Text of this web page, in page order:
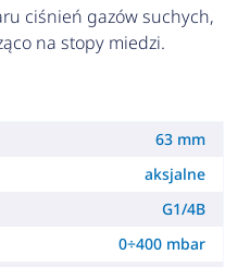
ciśnień gazów suchych,
na stopy miedzi.
63 mm
aksjalne
G1/4B
0÷400 mbar